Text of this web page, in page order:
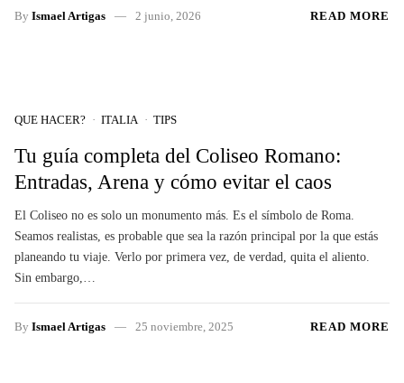
By Ismael Artigas 2 junio, 2026 READ MORE
QUE HACER? ITALIA TIPS
Tu guía completa del Coliseo Romano:
Entradas, Arena y cómo evitar el caos
El Coliseo no es solo un monumento más. Es el símbolo de Roma.
Seamos realistas, es probable que sea la razón principal por la que estás
planeando tu viaje. Verlo por primera vez, de verdad, quita el aliento.
Sin embargo,…
By Ismael Artigas 25 noviembre, 2025 READ MORE